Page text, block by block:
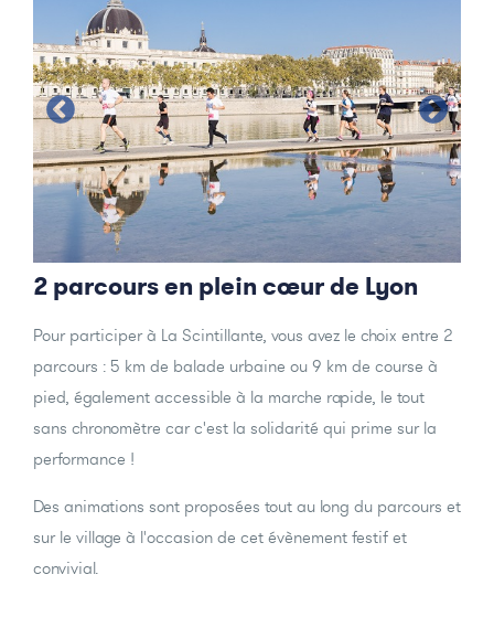
2 parcours en plein coeur de Lyon
Pour participer à La Scintillante, vous avez le choix entre 2
parcours : 5 km de balade urbaine ou 9 km de course à
pied, également accessible à la marche rapide, le tout
sans chronomètre car c'est la solidarité qui prime sur la
performance !
Des animations sont proposées tout au long du parcours et
sur le village à l'occasion de cet évènement festif et
convivial.